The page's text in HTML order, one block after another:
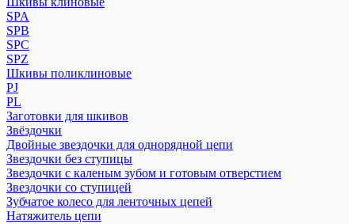
SPA
SPB
SPC
SPZ
Шкивы поликлиновые
PJ
PL
Заготовки для шкивов
Звёздочки
Двойные звездочки для однорядной цепи
Звездочки без ступицы
Звездочки с каленым зубом и готовым отверстием
Звездочки со ступицей
Зубчатое колесо для ленточных цепей
Натяжитель цепи